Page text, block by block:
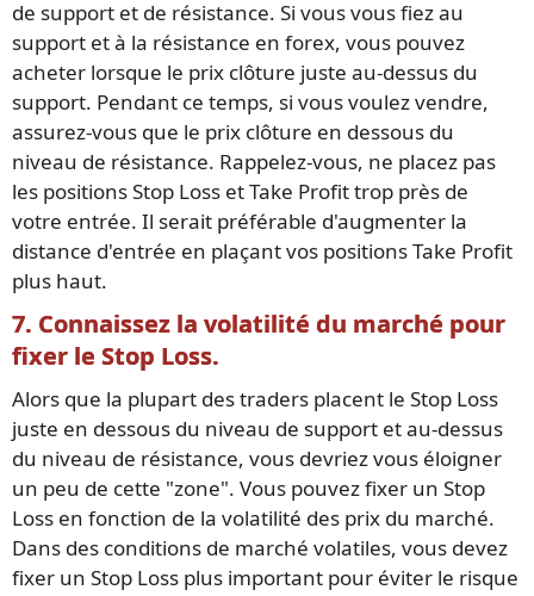
de support et de résistance. Si vous vous fiez au
support et à la résistance en forex, vous pouvez
acheter lorsque le prix clôture juste au-dessus du
support. Pendant ce temps, si vous voulez vendre,
assurez-vous que le prix clôture en dessous du
niveau de résistance. Rappelez-vous, ne placez pas
les positions Stop Loss et Take Profit trop près de
votre entrée. Il serait préférable d'augmenter la
distance d'entrée en plaçant vos positions Take Profit
plus haut.
7. Connaissez la volatilité du marché pour
fixer le Stop Loss.
Alors que la plupart des traders placent le Stop Loss
juste en dessous du niveau de support et au-dessus
du niveau de résistance, vous devriez vous éloigner
un peu de cette "zone". Vous pouvez fixer un Stop
Loss en fonction de la volatilité des prix du marché.
Dans des conditions de marché volatiles, vous devez
fixer un Stop Loss plus important pour éviter le risque